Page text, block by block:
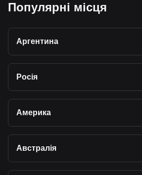
Популярні місця
Аргентина
Росія
Америка
Австралія